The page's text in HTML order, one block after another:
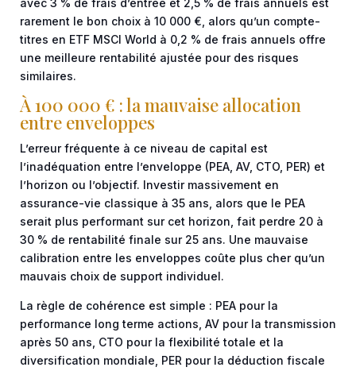
avec 3 % de frais d’entrée et 2,5 % de frais annuels est
rarement le bon choix à 10 000 €, alors qu’un compte-
titres en ETF MSCI World à 0,2 % de frais annuels offre
une meilleure rentabilité ajustée pour des risques
similaires.
À 100 000 € : la mauvaise allocation
entre enveloppes
L’erreur fréquente à ce niveau de capital est
l’inadéquation entre l’enveloppe (PEA, AV, CTO, PER) et
l’horizon ou l’objectif. Investir massivement en
assurance-vie classique à 35 ans, alors que le PEA
serait plus performant sur cet horizon, fait perdre 20 à
30 % de rentabilité finale sur 25 ans. Une mauvaise
calibration entre les enveloppes coûte plus cher qu’un
mauvais choix de support individuel.
La règle de cohérence est simple : PEA pour la
performance long terme actions, AV pour la transmission
après 50 ans, CTO pour la flexibilité totale et la
diversification mondiale, PER pour la déduction fiscale